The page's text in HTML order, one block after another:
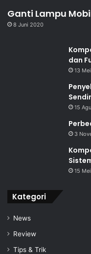
Ganti Lampu
8 Juni 2020
dan
13
15
3
15
Kategori
News
Review
Tips & Trik